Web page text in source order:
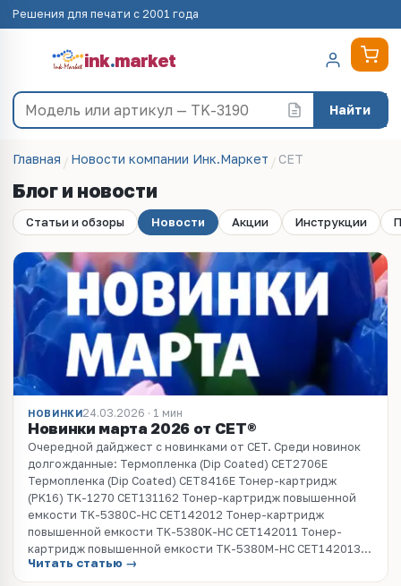
Решения для печати с 2001 года
ink.market
Найти
Главная Новости компании Инк.Маркет CET
Блог и новости
Статьи и обзоры Новости Акции Инструкции
НОВИНКИ24.03.2026 · 1 мин
Новинки марта 2026 от СЕТ®
Очередной дайджест с новинками от СET. Среди новинок
долгожданные: Термопленка (Dip Coated) CET2706E
Термопленка (Dip Coated) CET8416E Тонер-картридж
(PK16) TK-1270 CET131162 Тонер-картридж повышенной
емкости TK-5380C-HC CET142012 Тонер-картридж
повышенной емкости TK-5380K-HC CET142011 Тонер-
картридж повышенной емкости TK-5380M-HC CET142013...
Читать статью →